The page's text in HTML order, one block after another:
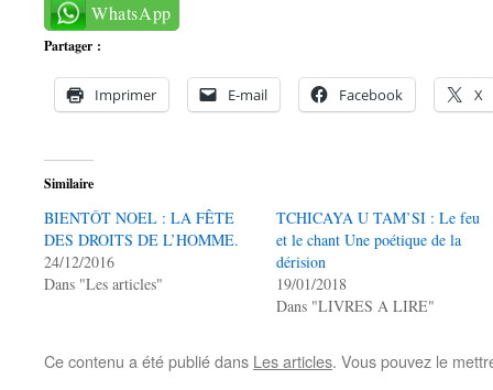
WhatsApp
Partager :
Imprimer E-mail Facebook X
Similaire
BIENTÔT NOEL : LA FÊTE
DES DROITS DE L’HOMME.
24/12/2016
Dans "Les articles"
TCHICAYA U TAM’SI : Le feu
et le chant Une poétique de la
dérision
19/01/2018
Dans "LIVRES A LIRE"
Ce contenu a été publié dans Les articles. Vous pouvez le